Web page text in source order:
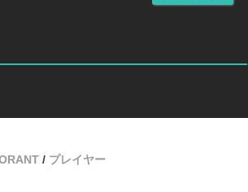
プレイヤー